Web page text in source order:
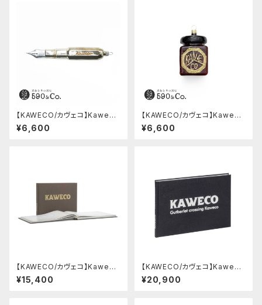
【KAWECO/カヴェコ】Kaweco
Glass Pen (Gold)
¥6,600
【KAWECO/カヴェコ】Kaweco
Glass Ink Bottle (Bordeau
x)
¥6,600
【KAWECO/カヴェコ】Kaweco
Book Historical Special Or
ders 1928
¥15,400
【KAWECO/カヴェコ】Kaweco
Book Gutberlet x Kaweco
¥20,900